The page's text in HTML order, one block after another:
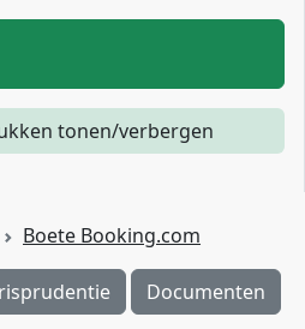
tonen/verbergen
Boete Booking.com
Documenten